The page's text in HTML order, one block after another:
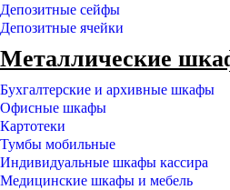
Депозитные сейфы
Депозитные ячейки
Металлические
Бухгалтерские и архивные шкафы
Офисные шкафы
Картотеки
Тумбы мобильные
Индивидуальные шкафы кассира
Медицинские шкафы и мебель